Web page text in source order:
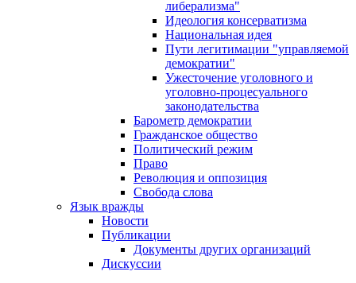
либерализма"
Идеология консерватизма
Национальная идея
Пути легитимации "управляемой
демократии"
Ужесточение уголовного и
уголовно-процесуального
законодательства
Барометр демократии
Гражданское общество
Политический режим
Право
Революция и оппозиция
Свобода слова
Язык вражды
Новости
Публикации
Документы других организаций
Дискуссии